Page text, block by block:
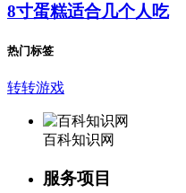
8寸蛋糕适合几个人吃
热门标签
转转游戏
百科知识网
服务项目